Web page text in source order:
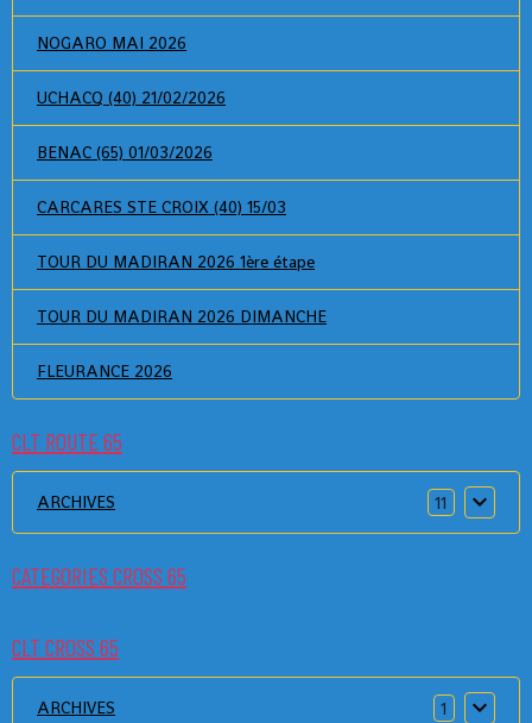
NOGARO MAI 2026
UCHACQ (40) 21/02/2026
BENAC (65) 01/03/2026
CARCARES STE CROIX (40) 15/03
TOUR DU MADIRAN 2026 1ère étape
TOUR DU MADIRAN 2026 DIMANCHE
FLEURANCE 2026
CLT ROUTE 65
ARCHIVES 11
CATEGORIES CROSS 65
CLT CROSS 65
ARCHIVES 1